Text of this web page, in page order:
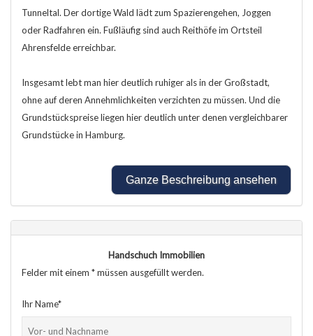
Tunneltal. Der dortige Wald lädt zum Spazierengehen, Joggen
oder Radfahren ein. Fußläufig sind auch Reithöfe im Ortsteil
Ahrensfelde erreichbar.
Insgesamt lebt man hier deutlich ruhiger als in der Großstadt,
ohne auf deren Annehmlichkeiten verzichten zu müssen. Und die
Grundstückspreise liegen hier deutlich unter denen vergleichbarer
Grundstücke in Hamburg.
Ganze Beschreibung ansehen
Handschuch Immobilien
Felder mit einem * müssen ausgefüllt werden.
Ihr Name*